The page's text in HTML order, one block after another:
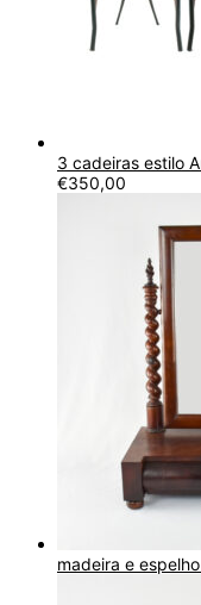
3 cadeiras estilo
€350,00
madeira e